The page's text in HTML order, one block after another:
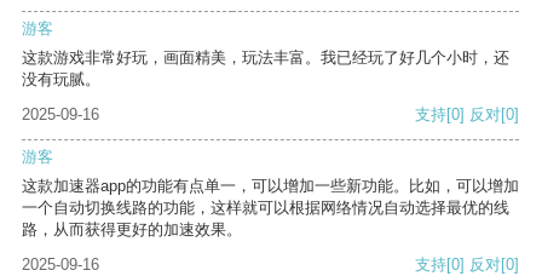
游客
这款游戏非常好玩，画面精美，玩法丰富。我已经玩了好几个小时，还
没有玩腻。
2025-09-16
支持[0] 反对[0]
游客
这款加速器app的功能有点单一，可以增加一些新功能。比如，可以增加
一个自动切换线路的功能，这样就可以根据网络情况自动选择最优的线
路，从而获得更好的加速效果。
2025-09-16
支持[0] 反对[0]